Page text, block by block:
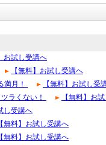
お試し受講へ
【無料】お試し受講へ
満月！
【無料】お試し受
ラくない！
【無料】お
し受講へ
【無料】お試し受講へ
【無料】お試し受講へ